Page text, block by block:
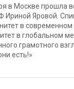
в Москве прошла
Яровой.
в
в глобальном
грамотного
есть!»